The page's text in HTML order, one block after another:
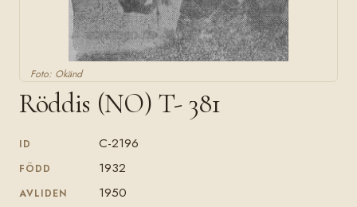
Foto: Okänd
Röddis (NO) T- 381
ID C-2196
FÖDD 1932
AVLIDEN 1950